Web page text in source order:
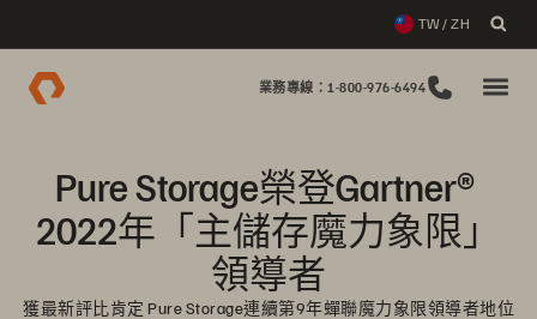
TW / ZH
業務專線：1-800-976-6494
Pure Storage榮登Gartner®
2022年「主儲存魔力象限」
領導者
獲最新評比肯定 Pure Storage連續第9年蟬聯魔力象限領導者地位